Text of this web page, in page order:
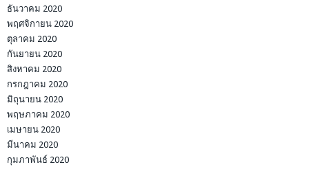
ธันวาคม 2020
พฤศจิกายน 2020
ตุลาคม 2020
กันยายน 2020
สิงหาคม 2020
กรกฎาคม 2020
มิถุนายน 2020
พฤษภาคม 2020
เมษายน 2020
มีนาคม 2020
กุมภาพันธ์ 2020